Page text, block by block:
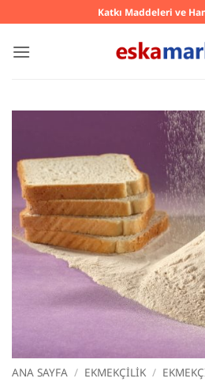
atla
Katkı Maddeleri ve
ANA SAYFA / EKMEKÇILIK /